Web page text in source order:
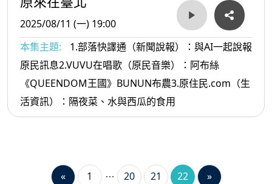
2025/08/11 (一) 19:00
本集主題:
1.部落快譯通（新聞說報）：與AI一起說報
原民訊息2.VUVU在唱歌（原民音樂）：阿布絲
《QUEENDOM王國》BUNUN布農3.原住民.com（生
活資訊）：隔夜菜、水與西瓜的食用
« 1 20 21 22 »